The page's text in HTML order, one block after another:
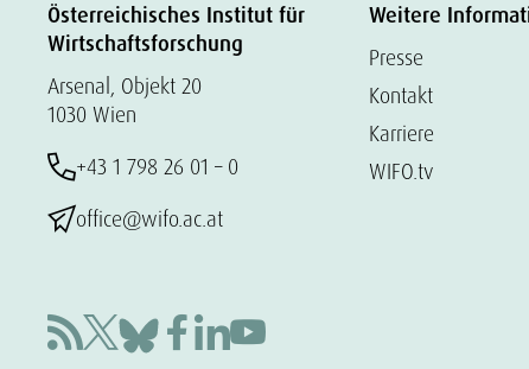
Österreichisches Institut für
Wirtschaftsforschung
Arsenal, Objekt 20
1030 Wien
+43 1 798 26 01 – 0
office@wifo.ac.at
Weitere
Presse
Kontakt
Karriere
WIFO.tv